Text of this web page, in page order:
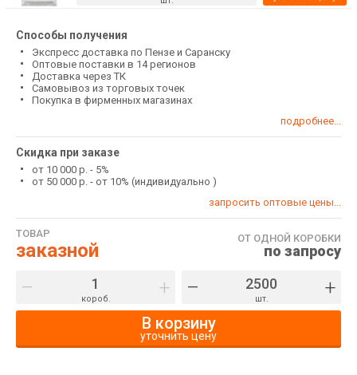
Способы получения
Экспресс доставка по Пензе и Саранску
Оптовые поставки в 14 регионов
Доставка через ТК
Самовывоз из торговых точек
Покупка в фирменных магазинах
подробнее...
Скидка при заказе
от 10 000 р. - 5%
от 50 000 р. - от 10% (индивидуально )
запросить оптовые цены...
ТОВАР
заказной
ОТ ОДНОЙ КОРОБКИ
по запросу
– короб. + – шт. +
В корзину
уточнить цену